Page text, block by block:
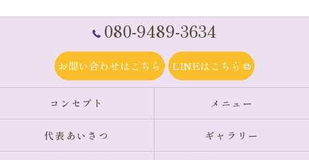
080-9489-3634
お問い合わせはこちら LINEはこちら
コンセプト メニュー
代表あいさつ ギャラリー